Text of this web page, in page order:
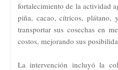
fortalecimiento de la actividad
piña, cacao, cítricos, plátano,
transportar sus cosechas en
costos, mejorando sus
La intervención incluyó la